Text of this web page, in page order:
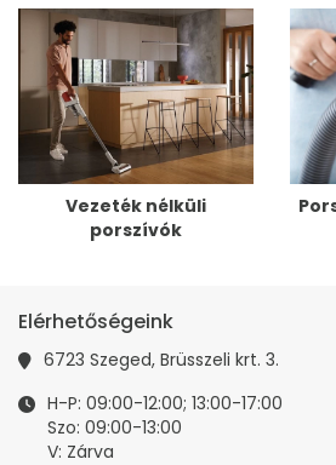
Vezeték nélküli
porszívók
Elérhetőségeink
6723 Szeged, Brüsszeli krt. 3.
H-P: 09:00-12:00; 13:00-17:00
Szo: 09:00-13:00
V: Zárva